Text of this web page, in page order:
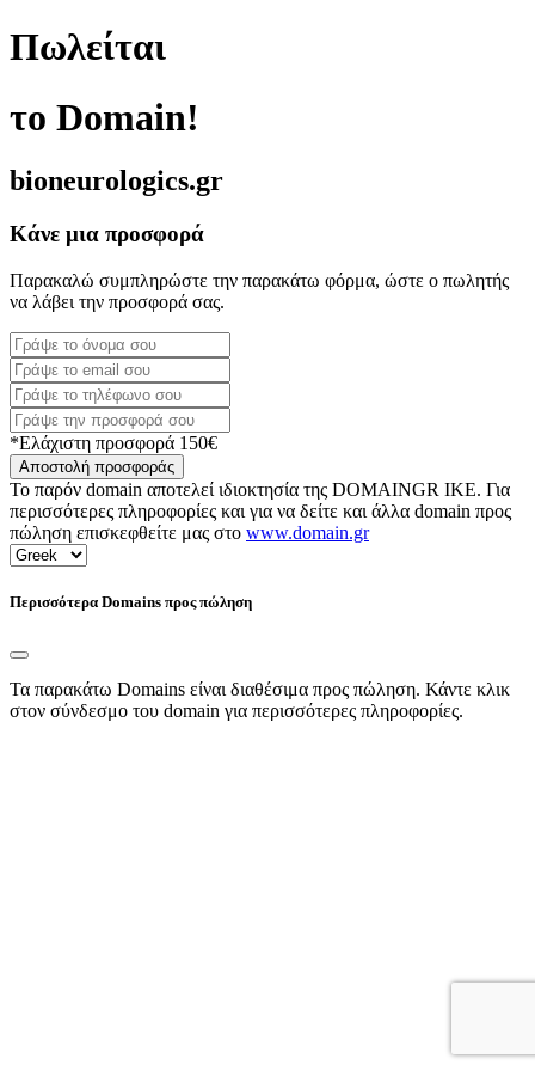
Πωλείται
το Domain!
bioneurologics.gr
Κάνε μια προσφορά
Παρακαλώ συμπληρώστε την παρακάτω φόρμα, ώστε ο πωλητής
να λάβει την προσφορά σας.
*Ελάχιστη προσφορά 150€
Αποστολή προσφοράς
Το παρόν domain αποτελεί ιδιοκτησία της DOMAINGR ΙΚΕ. Για
περισσότερες πληροφορίες και για να δείτε και άλλα domain προς
πώληση επισκεφθείτε μας στο www.domain.gr
Περισσότερα Domains προς πώληση
Τα παρακάτω Domains είναι διαθέσιμα προς πώληση. Κάντε κλικ
στον σύνδεσμο του domain για περισσότερες πληροφορίες.